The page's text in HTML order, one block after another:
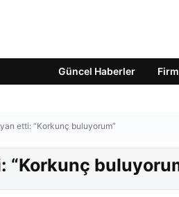
Güncel Haberler
etti: “Korkunç buluyorum”
“Korkunç